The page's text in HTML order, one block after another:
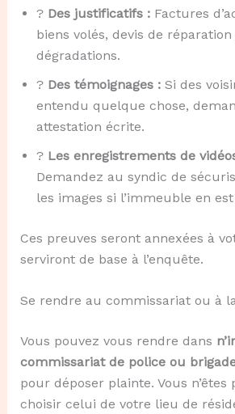
? Des justificatifs :Factures
biens volés, devis de
dégradations.
?️ Des témoignages :Si des
entendu quelque chose,
attestation écrite.
? Les enregistrements de
Demandez au syndic de
les images si l’immeuble en
Ces preuves seront annexées à
serviront de base à l’enquête.
Se rendre au commissariat ou à
Vous pouvez vous rendre dans
commissariat de police ou
pour déposer plainte. Vous n’êtes
choisir celui de votre lieu de